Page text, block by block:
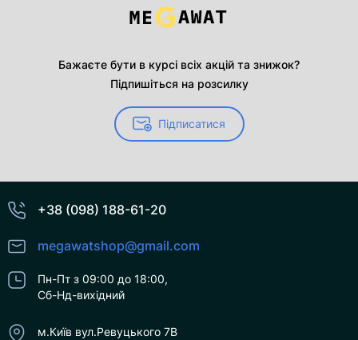
Бажаєте бути в курсі всіх акцій та знижок?
Підпишіться на розсилку
Підписатися
+38 (098) 188-61-20
megawatshop@gmail.com
Пн-Пт з 09:00 до 18:00,
Сб-Нд-вихідний
м.Київ вул.Ревуцького 7В